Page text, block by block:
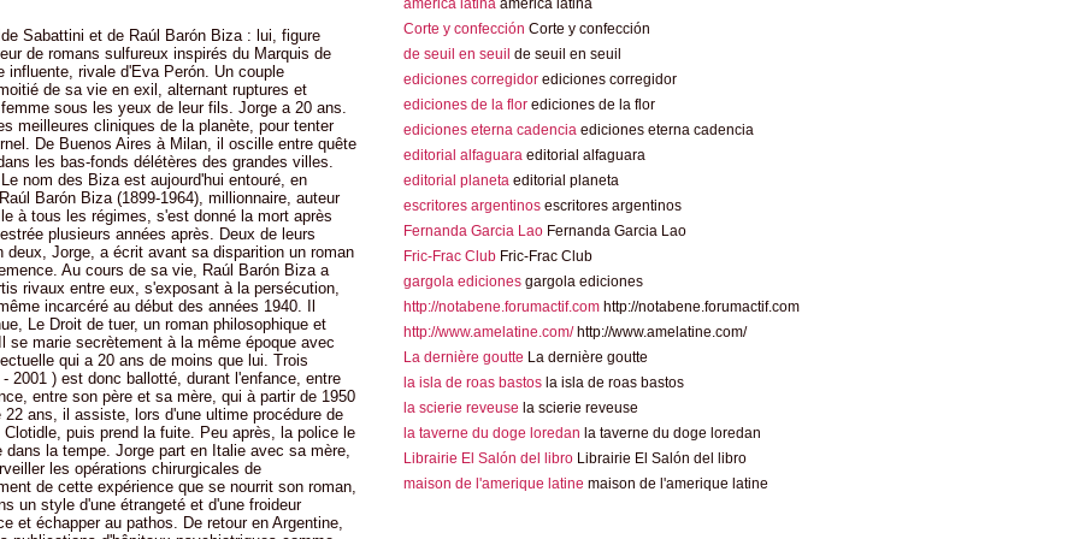
Sabattini et de Raúl Barón Biza : lui, figure
de romans sulfureux inspirés du Marquis de
influente, rivale d'Eva Perón. Un couple
de sa vie en exil, alternant ruptures et
sous les yeux de leur fils. Jorge a 20 ans.
meilleures cliniques de la planète, pour tenter
De Buenos Aires à Milan, il oscille entre quête
les bas-fonds délétères des grandes villes.
nom des Biza est aujourd'hui entouré, en
Barón Biza (1899-1964), millionnaire, auteur
à tous les régimes, s'est donné la mort après
plusieurs années après. Deux de leurs
Jorge, a écrit avant sa disparition un roman
Au cours de sa vie, Raúl Barón Biza a
rivaux entre eux, s'exposant à la persécution,
incarcéré au début des années 1940. Il
Le Droit de tuer, un roman philosophique et
se marie secrètement à la même époque avec
qui a 20 ans de moins que lui. Trois
2001 ) est donc ballotté, durant l'enfance, entre
entre son père et sa mère, qui à partir de 1950
ans, il assiste, lors d'une ultime procédure de
puis prend la fuite. Peu après, la police le
la tempe. Jorge part en Italie avec sa mère,
les opérations chirurgicales de
de cette expérience que se nourrit son roman,
un style d'une étrangeté et d'une froideur
et échapper au pathos. De retour en Argentine,
america latina america latina
Corte y confección Corte y confección
de seuil en seuil de seuil en seuil
ediciones corregidor ediciones corregidor
ediciones de la flor ediciones de la flor
ediciones eterna cadencia ediciones eterna cadencia
editorial alfaguara editorial alfaguara
editorial planeta editorial planeta
escritores argentinos escritores argentinos
Fernanda Garcia Lao Fernanda Garcia Lao
Fric-Frac Club Fric-Frac Club
gargola ediciones gargola ediciones
http://notabene.forumactif.com http://notabene.forumactif.com
http://www.amelatine.com/http://www.amelatine.com/
La dernière goutte La dernière goutte
la isla de roas bastos la isla de roas bastos
la scierie reveuse la scierie reveuse
la taverne du doge loredan la taverne du doge loredan
Librairie El Salón del libro Librairie El Salón del libro
maison de l'amerique latine maison de l'amerique latine